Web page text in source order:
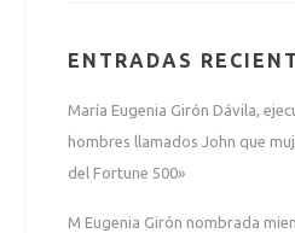
ENTRADAS
María Eugenia Girón Dávila,
hombres llamados John que
del Fortune 500»
M Eugenia Girón nombrada